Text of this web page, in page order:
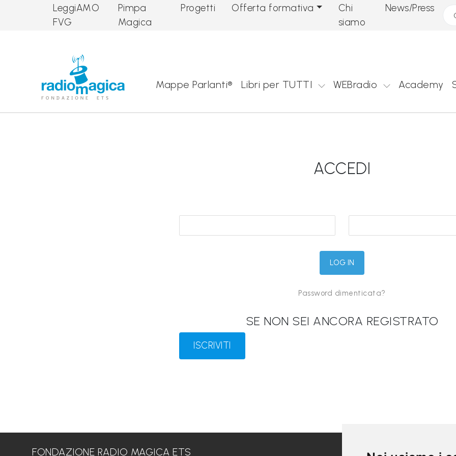
LeggiAMO
FVG
Pimpa
Magica
Progetti Offerta formativa
Chi
siamo
News/Press
Mappe Parlanti® Libri per TUTTI WEBradio Academy
ACCEDI
Password dimenticata?
SE NON SEI ANCORA REGISTRATO
ISCRIVITI
FONDAZIONE RADIO MAGICA ETS LINK UTILI